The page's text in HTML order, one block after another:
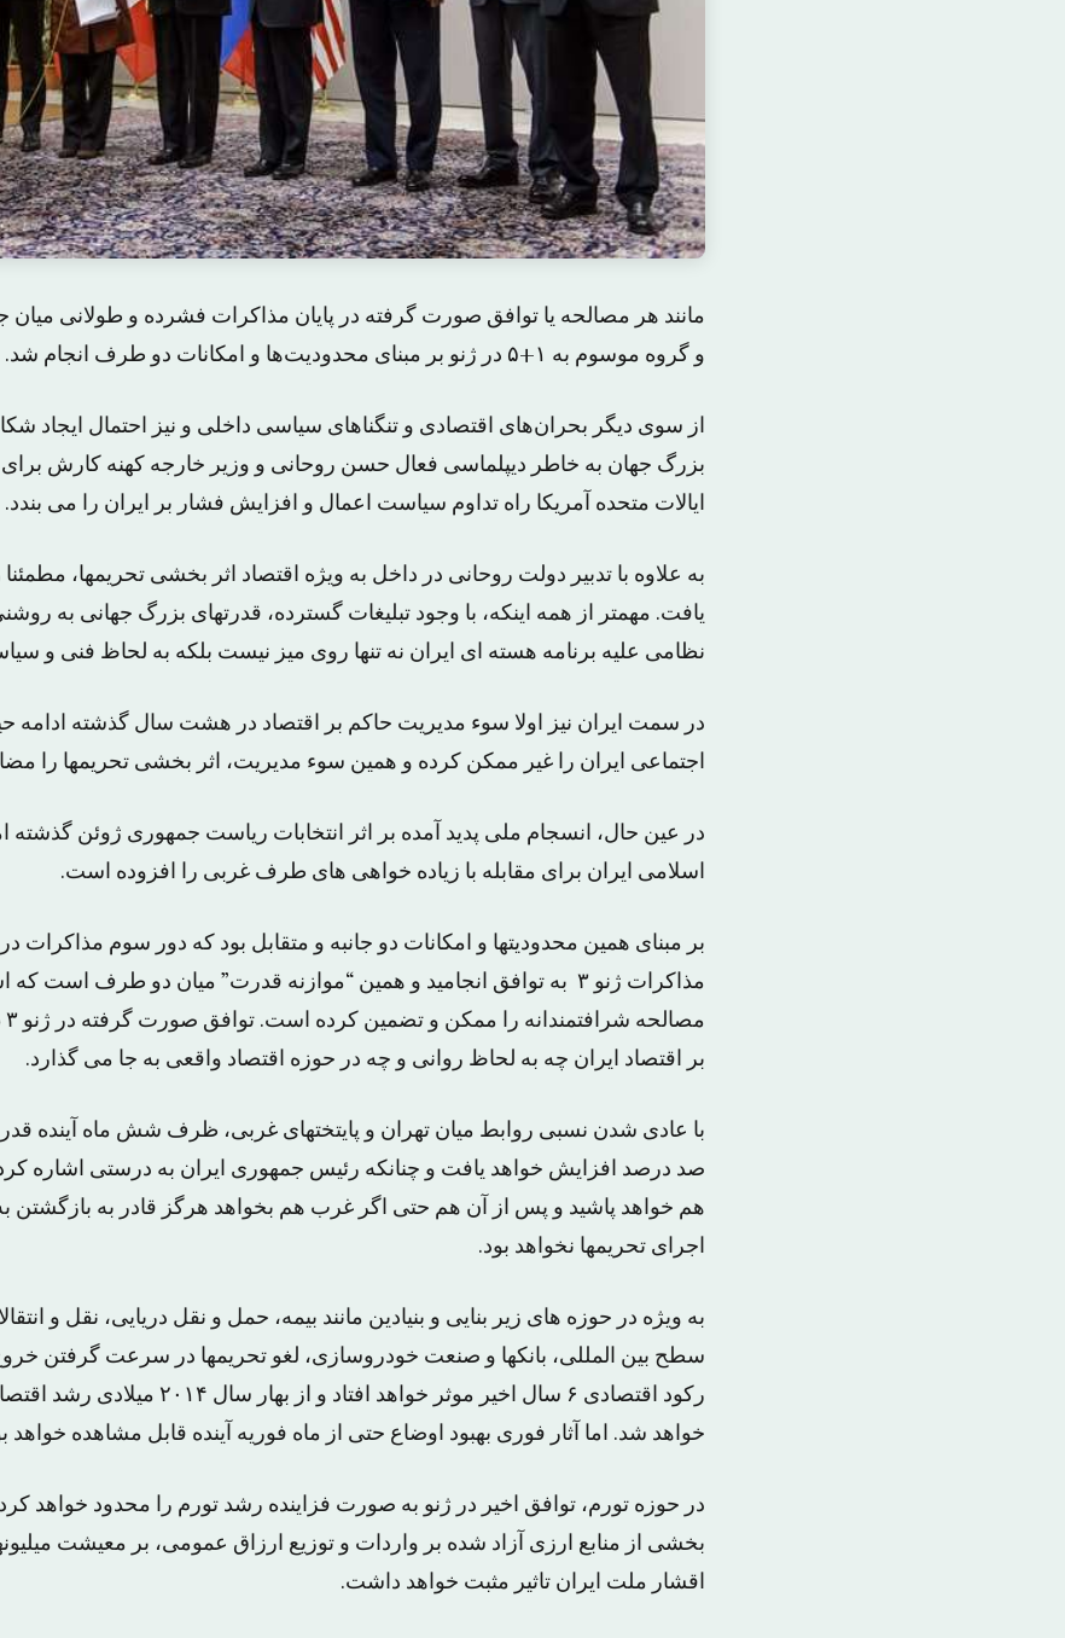
مانند هر مصالحه یا توافق صورت گرفته در پایان مذاکرات فشرده و طولانی میان
و گروه موسوم به ۱+۵ در ژنو بر مبنای محدودیت‌ها و امکانات دو‌ طرف انجام شد.
از سوی دیگر بحران‌های اقتصادی و تنگناهای سیاسی داخلی و نیز احتمال
ایالات متحده آمریکا راه تداوم سیاست اعمال و افزایش فشار بر ایران را می بندد.
به علاوه با تدبیر دولت روحانی در داخل به ویژه اقتصاد اثر بخشی تحریمها،
یافت. مهمتر از همه اینکه، با وجود تبلیغات گسترده، قدرتهای بزرگ جهانی به
نظامی علیه برنامه هسته ای ایران نه تنها روی میز نیست بلکه به لحاظ فنی و
در سمت ایران نیز اولا سوء مدیریت حاکم بر اقتصاد در هشت سال گذشته ادامه
اجتماعی ایران را غیر ممکن کرده و همین سوء مدیریت، اثر بخشی تحریمها را
در عین حال، انسجام ملی پدید آمده بر اثر انتخابات ریاست جمهوری ژوئن گذشته
اسلامی ایران برای مقابله با زیاده خواهی های طرف غربی را افزوده است.
بر مبنای همین محدودیتها و امکانات دو جانبه و متقابل بود که دور سوم مذاکرات
مذاکرات ژنو ۳ به توافق انجامید و همین “موازنه قدرت” میان دو طرف است
بر اقتصاد ایران چه به لحاظ روانی و چه در حوزه اقتصاد واقعی به جا می گذارد.
با عادی شدن نسبی روابط میان تهران و پایتختهای غربی، ظرف شش ماه آینده
صد درصد افزایش خواهد یافت و چنانکه رئیس جمهوری ایران به درستی اشاره
هم خواهد پاشید و پس از آن هم حتی اگر غرب هم بخواهد هرگز قادر به بازگشتن
اجرای تحریمها نخواهد بود.
به ویژه در حوزه های زیر بنایی و بنیادین مانند بیمه، حمل و نقل دریایی، نقل و
سطح بین المللی، بانکها و صنعت خودروسازی، لغو تحریمها در سرعت گرفتن خروج
رکود اقتصادی ۶ سال اخیر موثر خواهد افتاد
خواهد شد. اما آثار فوری بهبود اوضاع حتی از ماه فوریه آینده قابل مشاهده خواهد
در حوزه تورم، توافق اخیر در ژنو به صورت فزاینده رشد تورم را محدود خواهد
بخشی از منابع ارزی آزاد شده بر واردات و توزیع ارزاق عمومی، بر معیشت
اقشار ملت ایران تاثیر مثبت خواهد داشت.